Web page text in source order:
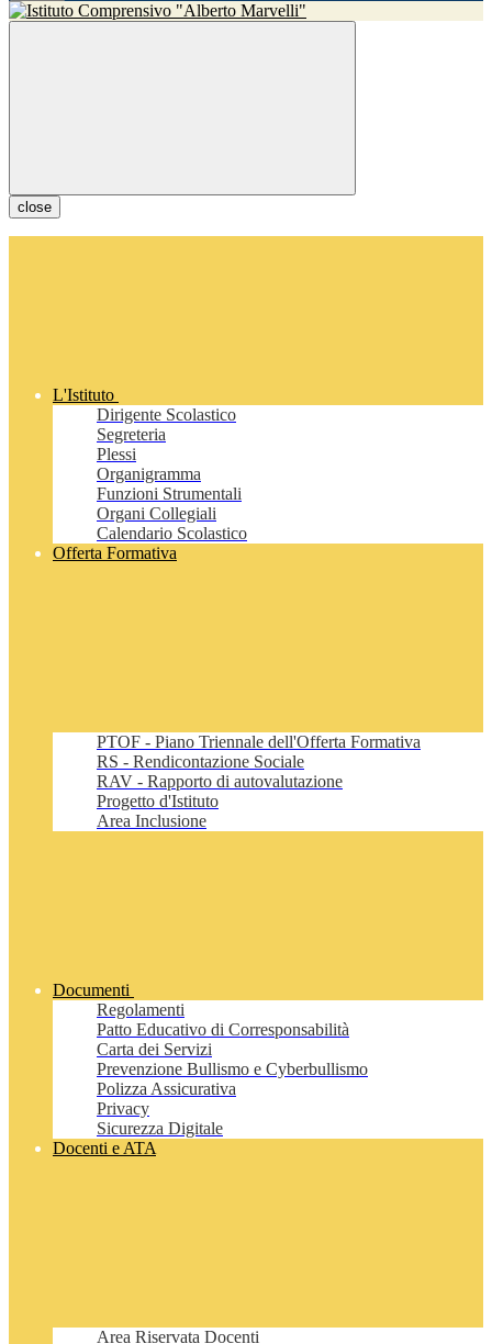
close
L'Istituto
Dirigente Scolastico
Segreteria
Plessi
Organigramma
Funzioni Strumentali
Organi Collegiali
Calendario Scolastico
Offerta Formativa
PTOF - Piano Triennale dell'Offerta Formativa
RS - Rendicontazione Sociale
RAV - Rapporto di autovalutazione
Progetto d'Istituto
Area Inclusione
Documenti
Regolamenti
Patto Educativo di Corresponsabilità
Carta dei Servizi
Prevenzione Bullismo e Cyberbullismo
Polizza Assicurativa
Privacy
Sicurezza Digitale
Docenti e ATA
Area Riservata Docenti